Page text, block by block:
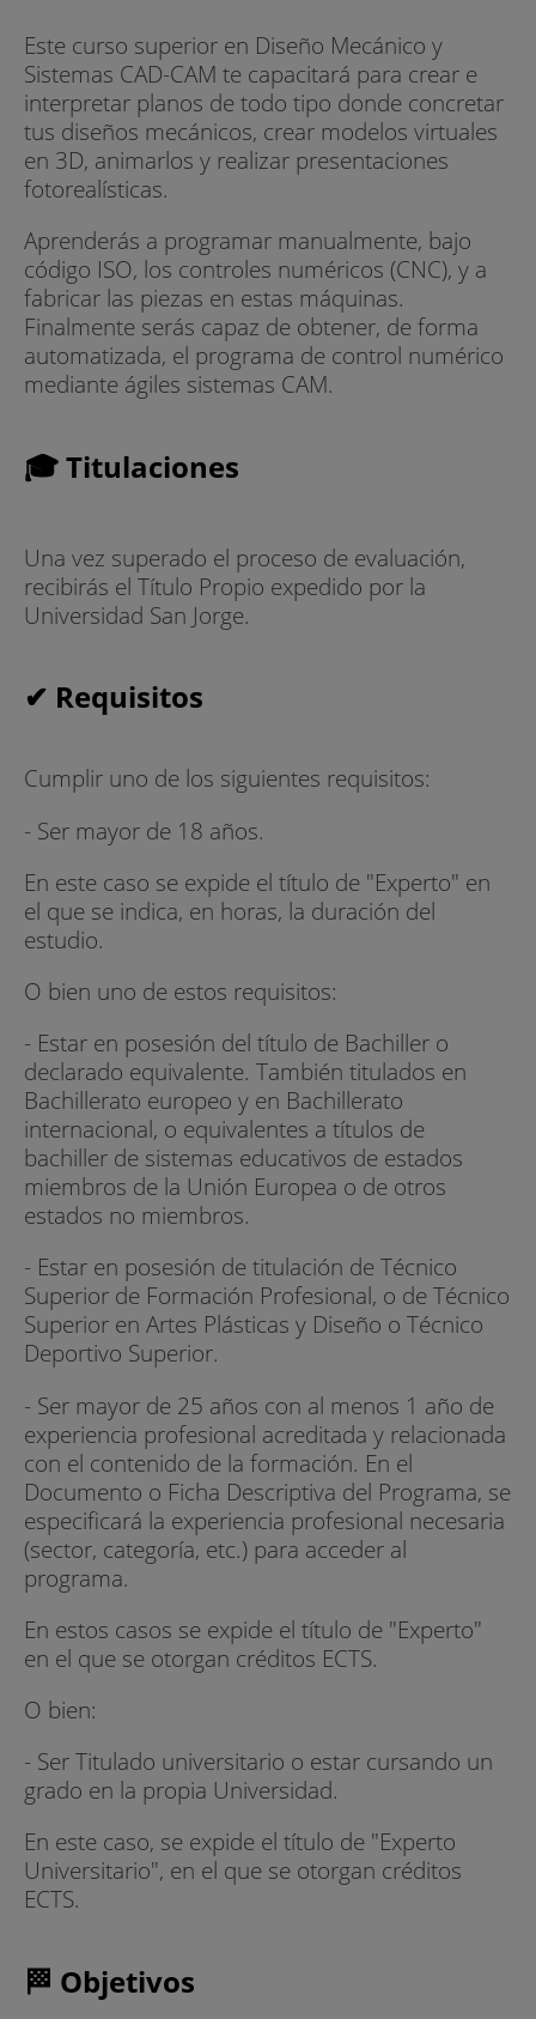
Este curso superior en Diseño Mecánico y
Sistemas CAD-CAM te capacitará para crear e
interpretar planos de todo tipo donde concretar
tus diseños mecánicos, crear modelos virtuales
en 3D, animarlos y realizar presentaciones
fotorealísticas.
Aprenderás a programar manualmente, bajo
código ISO, los controles numéricos (CNC), y a
fabricar las piezas en estas máquinas.
Finalmente serás capaz de obtener, de forma
automatizada, el programa de control numérico
mediante ágiles sistemas CAM.
🎓 Titulaciones
Una vez superado el proceso de evaluación,
recibirás el Título Propio expedido por la
Universidad San Jorge.
✔ Requisitos
Cumplir uno de los siguientes requisitos:
- Ser mayor de 18 años.
En este caso se expide el título de "Experto" en
el que se indica, en horas, la duración del
estudio.
O bien uno de estos requisitos:
- Estar en posesión del título de Bachiller o
declarado equivalente. También titulados en
Bachillerato europeo y en Bachillerato
internacional, o equivalentes a títulos de
bachiller de sistemas educativos de estados
miembros de la Unión Europea o de otros
estados no miembros.
- Estar en posesión de titulación de Técnico
Superior de Formación Profesional, o de Técnico
Superior en Artes Plásticas y Diseño o Técnico
Deportivo Superior.
- Ser mayor de 25 años con al menos 1 año de
experiencia profesional acreditada y relacionada
con el contenido de la formación. En el
Documento o Ficha Descriptiva del Programa, se
especificará la experiencia profesional necesaria
(sector, categoría, etc.) para acceder al
programa.
En estos casos se expide el título de "Experto"
en el que se otorgan créditos ECTS.
O bien:
- Ser Titulado universitario o estar cursando un
grado en la propia Universidad.
En este caso, se expide el título de "Experto
Universitario", en el que se otorgan créditos
ECTS.
🏁 Objetivos